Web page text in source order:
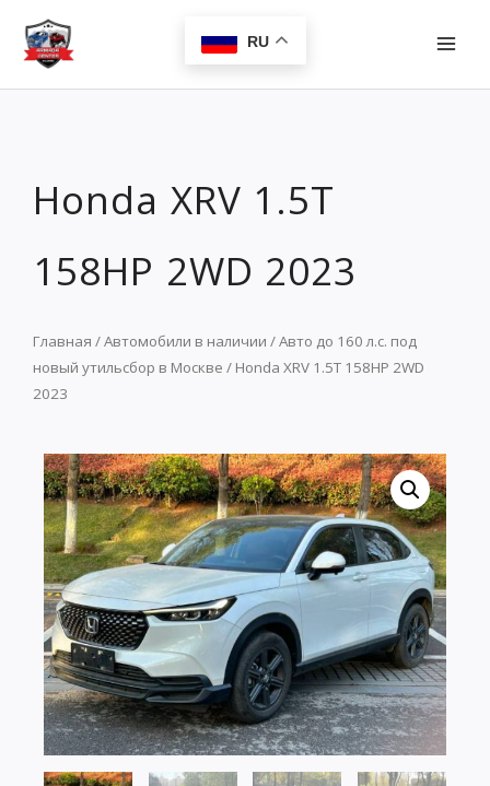
Перейти
содержимому
RU
Honda XRV 1.5T
158HP 2WD 2023
Главная /Автомобили в наличии /Авто до 160 л.с. под
новый утильсбор в Москве / Honda XRV 1.5T 158HP 2WD
2023